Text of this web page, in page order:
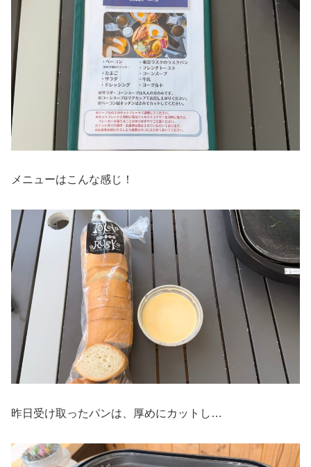
メニューはこんな感じ！
昨日受け取ったパンは、厚めにカットし…